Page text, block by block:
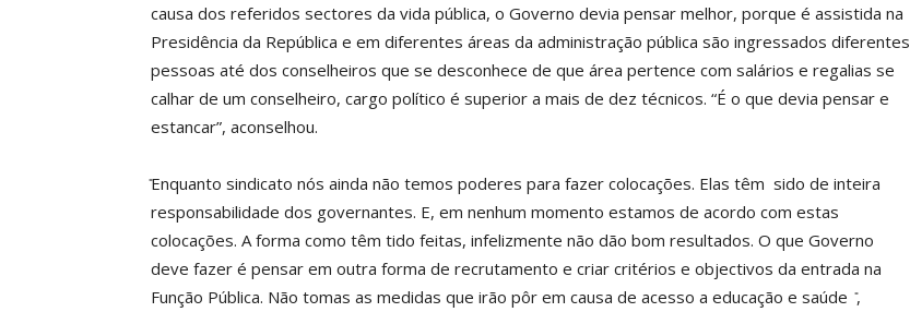
causa dos referidos sectores da vida pública, o Governo devia pensar melhor, porque é assistida na
Presidência da República e em diferentes áreas da administração pública são ingressados diferentes
pessoas até dos conselheiros que se desconhece de que área pertence com salários e regalias se
calhar de um conselheiro, cargo político é superior a mais de dez técnicos. “É o que devia pensar e
estancar”, aconselhou.
̎Enquanto sindicato nós ainda não temos poderes para fazer colocações. Elas têm sido de inteira
responsabilidade dos governantes. E, em nenhum momento estamos de acordo com estas
colocações. A forma como têm tido feitas, infelizmente não dão bom resultados. O que Governo
deve fazer é pensar em outra forma de recrutamento e criar critérios e objectivos da entrada na
Função Pública. Não tomas as medidas que irão pôr em causa de acesso a educação e saúde ̎,